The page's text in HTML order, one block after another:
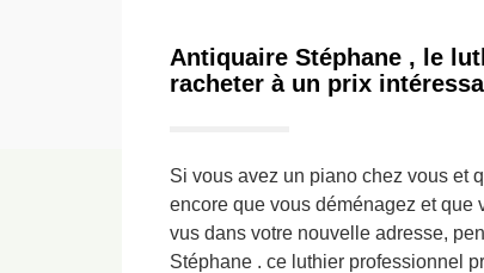
Antiquaire Stéphane , le
racheter à un prix
Si vous avez un piano chez vous et
encore que vous déménagez et que
vus dans votre nouvelle adresse,
Stéphane . ce luthier professionnel